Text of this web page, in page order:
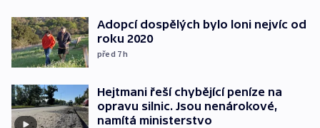
Adopcí dospělých bylo loni nejvíc od
roku 2020
před 7h
Hejtmani řeší chybějící peníze na
opravu silnic. Jsou nenárokové,
namítá ministerstvo